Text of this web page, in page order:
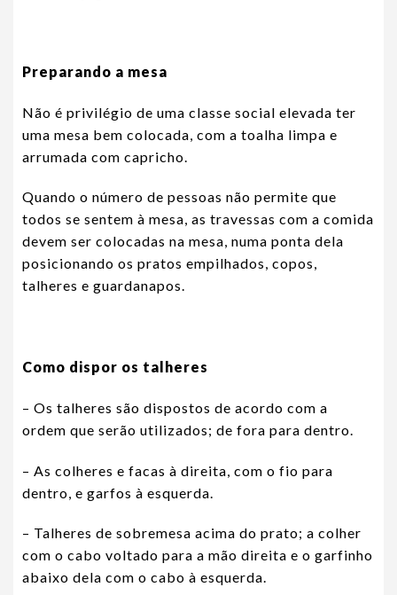
Preparando a mesa
Não é privilégio de uma classe social elevada ter
uma mesa bem colocada, com a toalha limpa e
arrumada com capricho.
Quando o número de pessoas não permite que
todos se sentem à mesa, as travessas com a comida
devem ser colocadas na mesa, numa ponta dela
posicionando os pratos empilhados, copos,
talheres e guardanapos.
Como dispor os talheres
– Os talheres são dispostos de acordo com a
ordem que serão utilizados; de fora para dentro.
– As colheres e facas à direita, com o fio para
dentro, e garfos à esquerda.
– Talheres de sobremesa acima do prato; a colher
com o cabo voltado para a mão direita e o garfinho
abaixo dela com o cabo à esquerda.